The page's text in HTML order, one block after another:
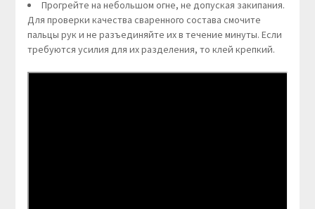
Прогрейте на небольшом огне, не допуская закипания.
Для проверки качества сваренного состава смочите
пальцы рук и не разъединяйте их в течение минуты. Если
требуются усилия для их разделения, то клей крепкий.